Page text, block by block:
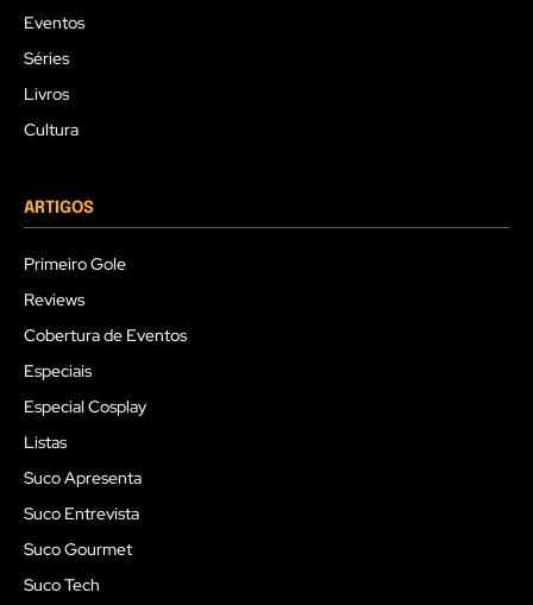
Eventos
Séries
Livros
Cultura
ARTIGOS
Primeiro Gole
Reviews
Cobertura de Eventos
Especiais
Especial Cosplay
Listas
Suco Apresenta
Suco Entrevista
Suco Gourmet
Suco Tech